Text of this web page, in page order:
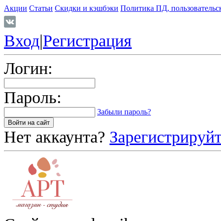
Акции Статьи Скидки и кэшбэки Политика ПД,
Вход|Регистрация
Логин:
Пароль:
Забыли пароль?
Нет аккаунта?